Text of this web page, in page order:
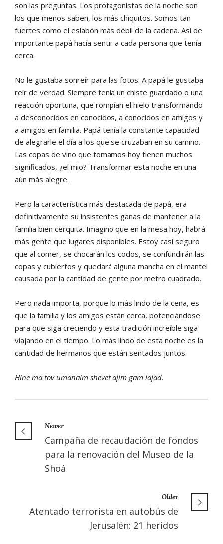
son las preguntas. Los protagonistas de la noche son
los que menos saben, los más chiquitos. Somos tan
fuertes como el eslabón más débil de la cadena. Así de
importante papá hacía sentir a cada persona que tenía
cerca.
No le gustaba sonreír para las fotos. A papá le gustaba
reír de verdad. Siempre tenía un chiste guardado o una
reacción oportuna, que rompían el hielo transformando
a desconocidos en conocidos, a conocidos en amigos y
a amigos en familia. Papá tenía la constante capacidad
de alegrarle el día a los que se cruzaban en su camino.
Las copas de vino que tomamos hoy tienen muchos
significados, ¿el mio? Transformar esta noche en una
aún más alegre.
Pero la característica más destacada de papá, era
definitivamente su insistentes ganas de mantener a la
familia bien cerquita. Imagino que en la mesa hoy, habrá
más gente que lugares disponibles. Estoy casi seguro
que al comer, se chocarán los codos, se confundirán las
copas y cubiertos y quedará alguna mancha en el mantel
causada por la cantidad de gente por metro cuadrado.
Pero nada importa, porque lo más lindo de la cena, es
que la familia y los amigos están cerca, potenciándose
para que siga creciendo y esta tradición increíble siga
viajando en el tiempo. Lo más lindo de esta noche es la
cantidad de hermanos que están sentados juntos.
Hine ma tov umanaim shevet ajim gam iajad.
Newer
Campaña de recaudación de fondos
para la renovación del Museo de la
Shoá
Older
Atentado terrorista en autobús de
Jerusalén: 21 heridos